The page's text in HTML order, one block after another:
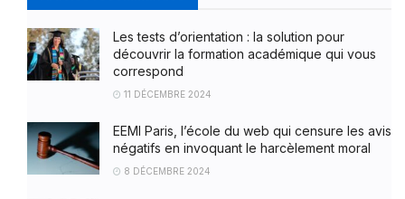
Les tests d’orientation : la solution pour
découvrir la formation académique qui vous
correspond
11 DÉCEMBRE 2024
EEMI Paris, l’école du web qui censure les avis
négatifs en invoquant le harcèlement moral
8 DÉCEMBRE 2024